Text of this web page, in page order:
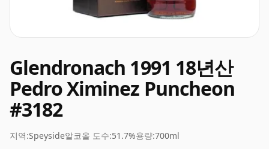
Glendronach 1991 18년산
Pedro Ximinez Puncheon
#3182
지역:Speyside알코올 도수:51.7%용량:700ml